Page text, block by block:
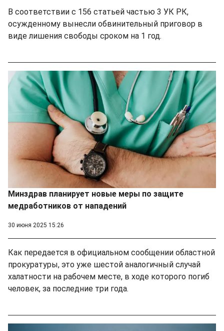
В соответствии с 156 статьей частью 3 УК РК,
осужденному вынесли обвинительный приговор в
виде лишения свободы сроком на 1 год.
Минздрав планирует новые меры по защите
медработников от нападений
30 июня 2025 15:26
Как передается в официальном сообщении областной
прокуратуры, это уже шестой аналогичный случай
халатности на рабочем месте, в ходе которого погиб
человек, за последние три года.